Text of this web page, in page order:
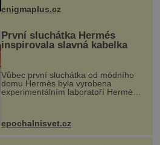
...
enigmaplus.cz
První sluchátka Hermés
inspirovala slavná kabelka
Vůbec první sluchátka od módního
domu Hermès byla vyrobena
experimentálním laboratoří Hermès
kovový...
epochalnisvet.cz